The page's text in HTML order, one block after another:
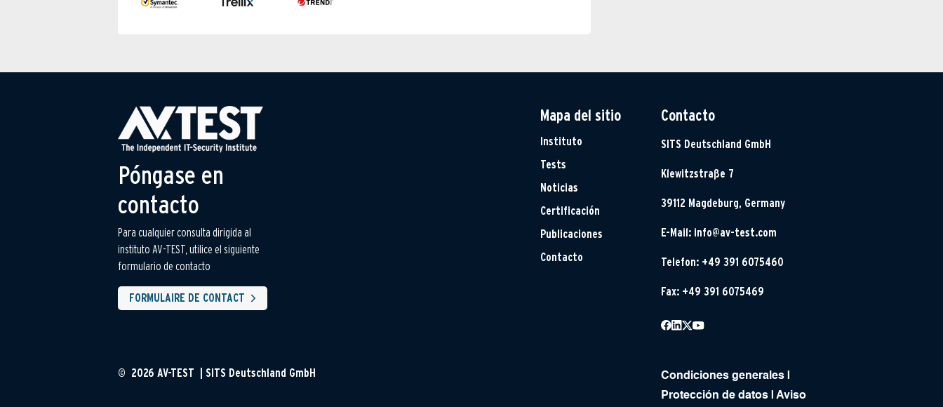
Póngase en
contacto
Para cualquier consulta dirigida al
instituto AV-TEST, utilice el siguiente
formulario de contacto
FORMULAIRE DE CONTACT
Mapa del sitio
Instituto
Tests
Noticias
Certificación
Publicaciones
Contacto
Contacto
SITS Deutschland GmbH
Klewitzstraße 7
39112 Magdeburg, Germany
E-Mail: info@av-test.com
Telefon: +49 391 6075460
Fax: +49 391 6075469
Condiciones generales
Protección de datos
Aviso
© 2026 AV-TEST | SITS Deutschland GmbH